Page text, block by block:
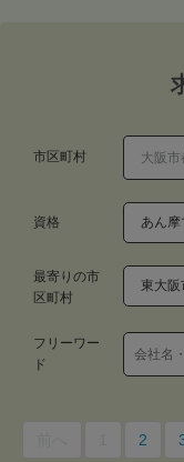
市区町村
資格 あん摩
最寄りの市
区町村
東大阪
フリーワー
ド
2